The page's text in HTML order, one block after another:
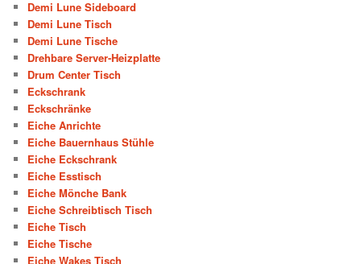
Demi Lune Sideboard
Demi Lune Tisch
Demi Lune Tische
Drehbare Server-Heizplatte
Drum Center Tisch
Eckschrank
Eckschränke
Eiche Anrichte
Eiche Bauernhaus Stühle
Eiche Eckschrank
Eiche Esstisch
Eiche Mönche Bank
Eiche Schreibtisch Tisch
Eiche Tisch
Eiche Tische
Eiche Wakes Tisch